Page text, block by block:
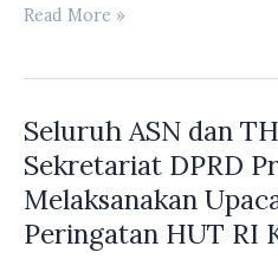
Pimpinan
Riau
Hadiri
Upacara
Dalam
Rangka
Read More »
Seluruh ASN dan
Sekretariat DPRD
Melaksanakan
Peringatan HUT RI